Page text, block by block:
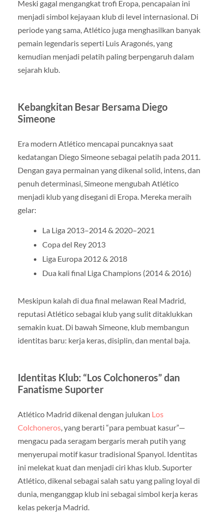
Meski gagal mengangkat trofi Eropa, pencapaian ini
menjadi simbol kejayaan klub di level internasional. Di
periode yang sama, Atlético juga menghasilkan banyak
pemain legendaris seperti Luis Aragonés, yang
kemudian menjadi pelatih paling berpengaruh dalam
sejarah klub.
Kebangkitan Besar Bersama Diego
Simeone
Era modern Atlético mencapai puncaknya saat
kedatangan Diego Simeone sebagai pelatih pada 2011.
Dengan gaya permainan yang dikenal solid, intens, dan
penuh determinasi, Simeone mengubah Atlético
menjadi klub yang disegani di Eropa. Mereka meraih
gelar:
La Liga 2013–2014 & 2020–2021
Copa del Rey 2013
Liga Europa 2012 & 2018
Dua kali final Liga Champions (2014 & 2016)
Meskipun kalah di dua final melawan Real Madrid,
reputasi Atlético sebagai klub yang sulit ditaklukkan
semakin kuat. Di bawah Simeone, klub membangun
identitas baru: kerja keras, disiplin, dan mental baja.
Identitas Klub: “Los Colchoneros” dan
Fanatisme Suporter
Atlético Madrid dikenal dengan julukan Los
Colchoneros, yang berarti “para pembuat kasur”—
mengacu pada seragam bergaris merah putih yang
menyerupai motif kasur tradisional Spanyol. Identitas
ini melekat kuat dan menjadi ciri khas klub. Suporter
Atlético, dikenal sebagai salah satu yang paling loyal di
dunia, menganggap klub ini sebagai simbol kerja keras
kelas pekerja Madrid.